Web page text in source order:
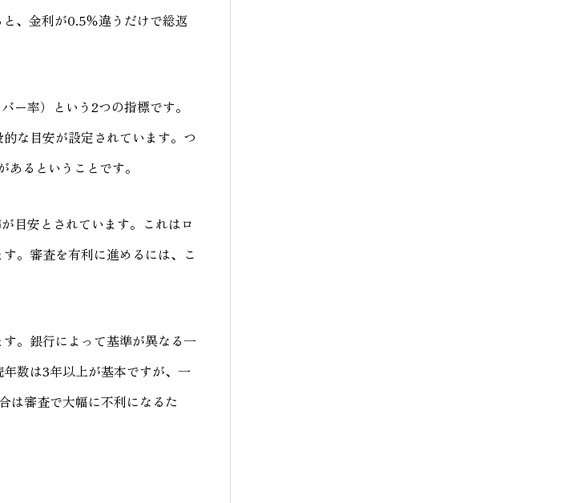
、金利が0.5％違うだけで総返
ー率）という2つの指標です。
な目安が設定されています。つ
るということです。
目安とされています。これはロ
。審査を有利に進めるには、こ
。銀行によって基準が異なる一
数は3年以上が基本ですが、一
は審査で大幅に不利になるた